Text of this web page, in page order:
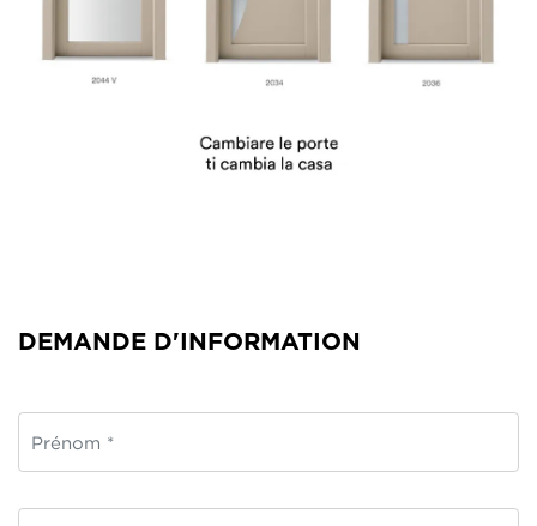
DEMANDE D'INFORMATION